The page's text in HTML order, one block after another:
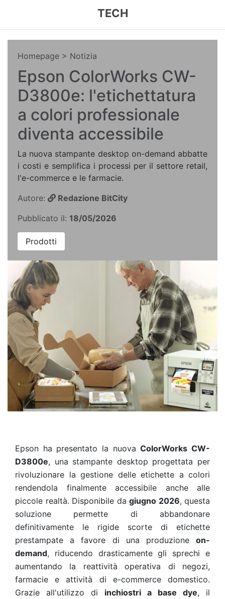
TECH
Homepage > Notizia
Epson ColorWorks CW-
D3800e: l'etichettatura
a colori professionale
diventa accessibile
La nuova stampante desktop on-demand abbatte
i costi e semplifica i processi per il settore retail,
l'e-commerce e le farmacie.
Autore:
Redazione BitCity
Pubblicato il: 18/05/2026
Prodotti
Epson ha presentato la nuovaColorWorks CW-
D3800e, una stampante desktop progettata per
rivoluzionare la gestione delle etichette a colori
rendendola finalmente accessibile anche alle
piccole realtà. Disponibile da giugno 2026, questa
soluzione permette di abbandonare
definitivamente le rigide scorte di etichette
prestampate a favore di una produzione on-
demand, riducendo drasticamente gli sprechi e
aumentando la reattività operativa di negozi,
farmacie e attività di e-commerce domestico.
Grazie all'utilizzo di inchiostri a base dye, il